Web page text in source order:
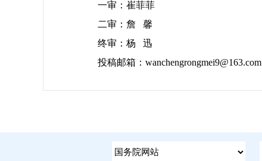
一审：崔菲菲
二审： 詹 馨
终审：杨 迅
投稿邮箱：wanchengrongmei9@163.com